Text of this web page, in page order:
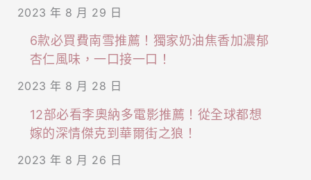
2023 年 8 月 29 日
6款必買費南雪推薦！獨家奶油焦香加濃郁
杏仁風味，一口接一口！
2023 年 8 月 28 日
12部必看李奧納多電影推薦！從全球都想
嫁的深情傑克到華爾街之狼！
2023 年 8 月 26 日